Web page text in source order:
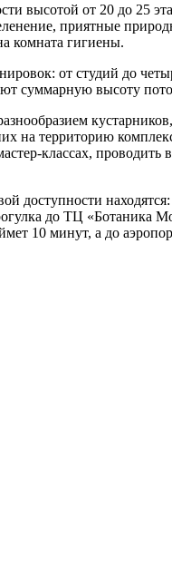
высотой от 20 до 25
приятные
комната гигиены.
от студий до
суммарную высоту
на территорию
классах,
доступности
до ТЦ
10 минут, а до